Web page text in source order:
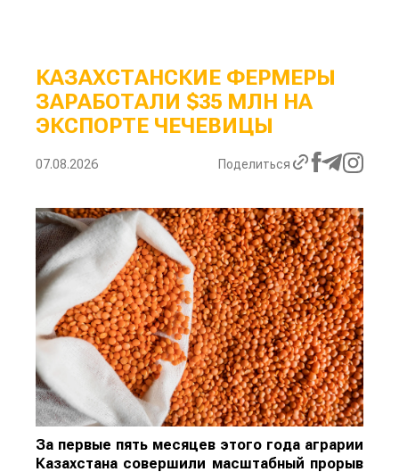
КАЗАХСТАНСКИЕ ФЕРМЕРЫ
ЗАРАБОТАЛИ $35 МЛН НА
ЭКСПОРТЕ ЧЕЧЕВИЦЫ
07.08.2026 Поделиться
За первые пять месяцев этого года аграрии
Казахстана совершили масштабный прорыв